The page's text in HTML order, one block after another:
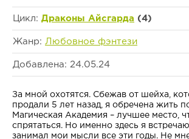
Цикл: Драконы Айсгарда (4)
Жанр: Любовное фэнтези
Добавлена: 24.05.24
За мной охотятся. Сбежав от шейха,
продали 5 лет назад, я обречена жить
Магическая Академия – лучшее место,
спрятаться. Но именно здесь я
занимал мои мысли все эти годы. Не